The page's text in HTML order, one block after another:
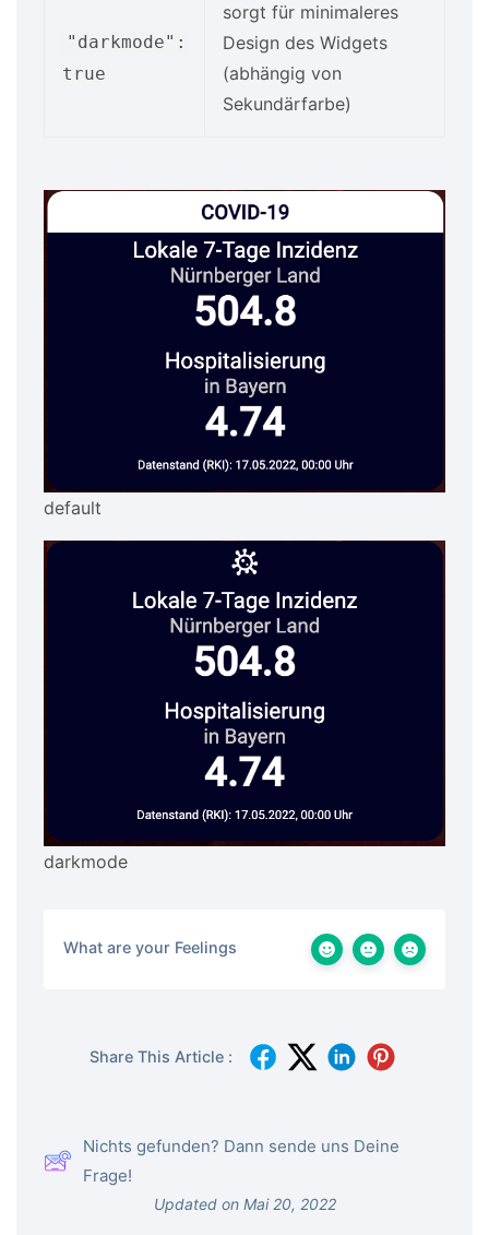
"darkmode":
true
sorgt für minimaleres
Design des Widgets
(abhängig von
Sekundärfarbe)
default
darkmode
What are your Feelings
Share This Article :
Nichts gefunden? Dann sende uns Deine
Frage!
Updated on Mai 20, 2022